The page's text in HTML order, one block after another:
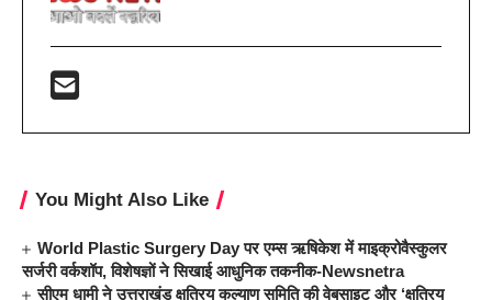
You Might Also Like
World Plastic Surgery Day पर एम्स ऋषिकेश में माइक्रोवैस्कुलर
सर्जरी वर्कशॉप, विशेषज्ञों ने सिखाई आधुनिक तकनीक-Newsnetra
सीएम धामी ने उत्तराखंड क्षत्रिय कल्याण समिति की वेबसाइट और ‘क्षत्रिय